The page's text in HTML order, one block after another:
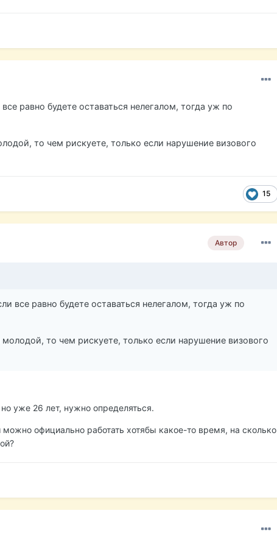
равно будете оставаться нелегалом, тогда уж по
то чем рискуете, только если нарушение визового
15
Автор
все равно будете оставаться нелегалом, тогда уж по
то чем рискуете, только если нарушение визового
уже 26 лет, нужно определяться.
официально работать хотябы какое-то время, на сколько